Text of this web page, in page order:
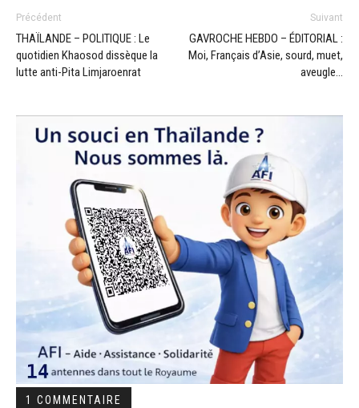
Précédent
THAÏLANDE – POLITIQUE : Le
quotidien Khaosod dissèque la
lutte anti-Pita Limjaroenrat
Suivant
GAVROCHE HEBDO – ÉDITORIAL :
Moi, Français d’Asie, sourd, muet,
aveugle…
1 COMMENTAIRE